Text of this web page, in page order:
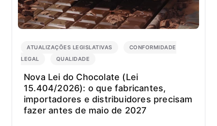
ATUALIZAÇÕES LEGISLATIVAS
CONFORMIDADE
LEGAL
QUALIDADE
Nova Lei do Chocolate (Lei
15.404/2026): o que fabricantes,
importadores e distribuidores precisam
fazer antes de maio de 2027